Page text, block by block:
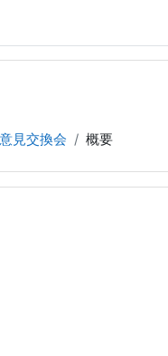
見交換会 概要